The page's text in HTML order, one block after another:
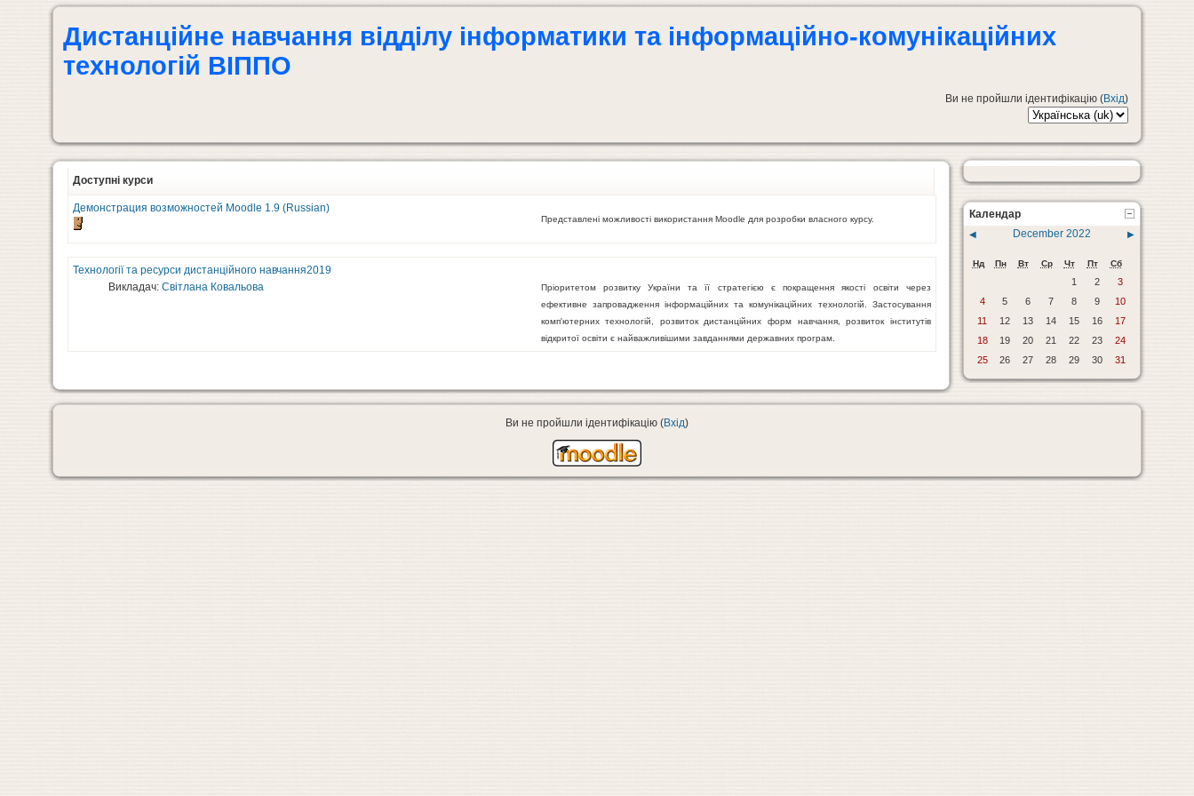
Дистанційне навчання відділу інформатики та інформаційно-комунікаційних
технологій ВІППО
Ви не пройшли ідентифікацію (Вхід)
Доступні курси
Демонстрация возможностей Moodle 1.9 (Russian)
Представлені можливості використання Moodle для розробки власного курсу.
Технології та ресурси дистанційного навчання2019
Викладач: Світлана Ковальова
Пріоритетом розвитку України та її стратегією є покращення якості освіти через
ефективне запровадження інформаційних та комунікаційних технологій. Застосування
комп'ютерних технологій, розвиток дистанційних форм навчання, розвиток інститутів
відкритої освіти є найважливішими завданнями державних програм.
Календар
◀ December 2022 ▶
Нд Пн Вт Ср Чт Пт Сб
1 2
3
4
5 6 7 8 9
10
11
12 13 14 15 16
17
18
19 20 21 22 23
24
25
26 27 28 29 30 31
Ви не пройшли ідентифікацію (Вхід)